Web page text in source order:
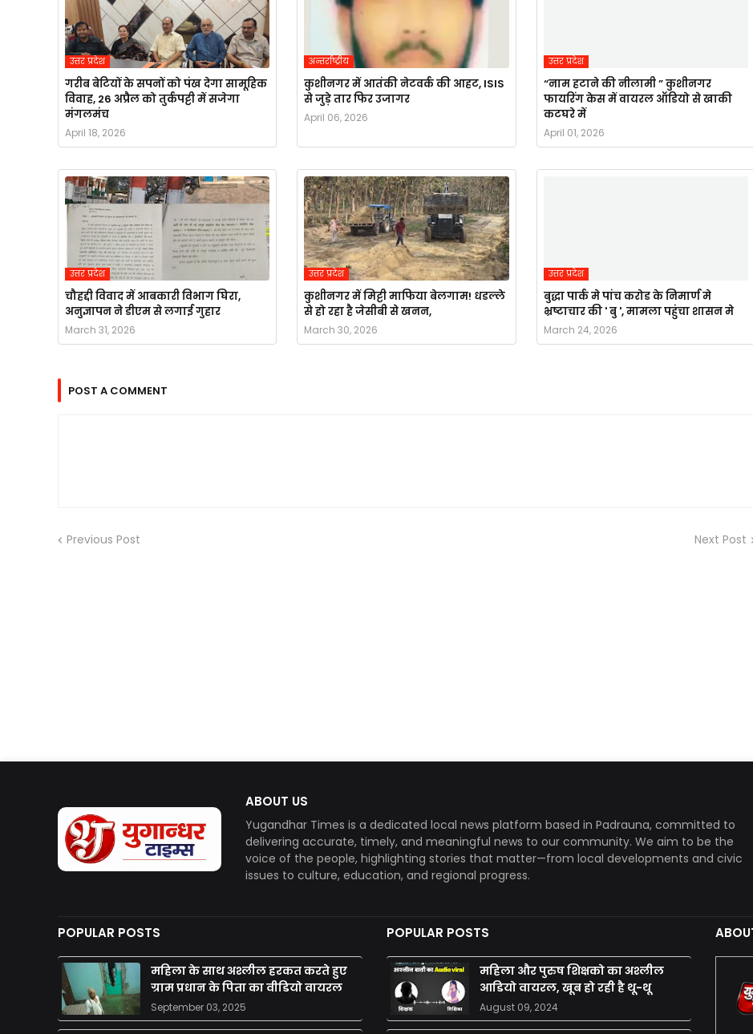
उत्तर प्रदेश
गरीब बेटियों के सपनों को पंख देगा सामूहिक
विवाह, 26 अप्रैल को तुर्कपट्टी में सजेगा
मंगलमंच
April 18, 2026
अन्तर्राष्ट्रीय
कुशीनगर में आतंकी नेटवर्क की आहट, ISIS
से जुड़े तार फिर उजागर
April 06, 2026
उत्तर प्रदेश
“नाम हटाने की नीलामी ” कुशीनगर
फायरिंग केस में वायरल ऑडियो से खाकी
कटघरे में
April 01, 2026
उत्तर प्रदेश
चौहद्दी विवाद में आबकारी विभाग घिरा,
अनुज्ञापन ने डीएम से लगाई गुहार
March 31, 2026
उत्तर प्रदेश
कुशीनगर में मिट्टी माफिया बेलगाम! धडल्ले
से हो रहा है जेसीबी से खनन,
March 30, 2026
उत्तर प्रदेश
बुद्धा पार्क मे पांच करोड के निमार्ण मे
भ्रष्टाचार की ' बु ', मामला पहुंचा शासन मे
March 24, 2026
POST A COMMENT
Previous Post Next Post
ABOUT US
Yugandhar Times is a dedicated local news platform based in Padrauna, committed to
delivering accurate, timely, and meaningful news to our community. We aim to be the
voice of the people, highlighting stories that matter—from local developments and civic
issues to culture, education, and regional progress.
POPULAR POSTS
महिला के साथ अश्लील हरकत करते हुए
ग्राम प्रधान के पिता का वीडियो वायरल
September 03, 2025
POPULAR POSTS
महिला और पुरुष शिक्षको का अश्लील
आडियो वायरल, खूब हो रही है थू-थू
August 09, 2024